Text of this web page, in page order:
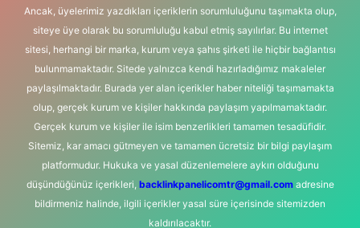
Ancak, üyelerimiz yazdıkları içeriklerin sorumluluğunu taşımakta olup,
siteye üye olarak bu sorumluluğu kabul etmiş sayılırlar. Bu internet
sitesi, herhangi bir marka, kurum veya şahıs şirketi ile hiçbir bağlantısı
bulunmamaktadır. Sitede yalnızca kendi hazırladığımız makaleler
paylaşılmaktadır. Burada yer alan içerikler haber niteliği taşımamakta
olup, gerçek kurum ve kişiler hakkında paylaşım yapılmamaktadır.
Gerçek kurum ve kişiler ile isim benzerlikleri tamamen tesadüfidir.
Sitemiz, kar amacı gütmeyen ve tamamen ücretsiz bir bilgi paylaşım
platformudur. Hukuka ve yasal düzenlemelere aykırı olduğunu
düşündüğünüz içerikleri, backlinkpanelicomtr@gmail.comadresine
bildirmeniz halinde, ilgili içerikler yasal süre içerisinde sitemizden
kaldırılacaktır.